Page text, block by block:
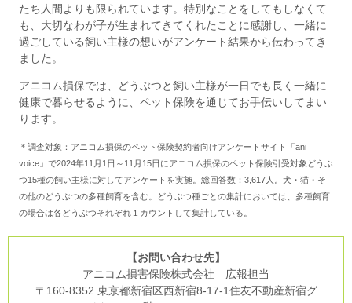
たち人間よりも限られています。特別なことをしてもしなくて
も、大切なわが子が生まれてきてくれたことに感謝し、一緒に
過ごしている飼い主様の想いがアンケート結果から伝わってき
ました。
アニコム損保では、どうぶつと飼い主様が一日でも長く一緒に
健康で暮らせるように、ペット保険を通じてお手伝いしてまい
ります。
＊調査対象：アニコム損保のペット保険契約者向けアンケートサイト「ani
voice」で2024年11月1日～11月15日にアニコム損保のペット保険引受対象どうぶ
つ15種の飼い主様に対してアンケートを実施。総回答数：3,617人。犬・猫・そ
の他のどうぶつの多種飼育を含む。どうぶつ種ごとの集計においては、多種飼育
の場合は各どうぶつそれぞれ１カウントして集計している。
【お問い合わせ先】
アニコム損害保険株式会社 広報担当
〒160-8352 東京都新宿区西新宿8-17-1住友不動産新宿グ